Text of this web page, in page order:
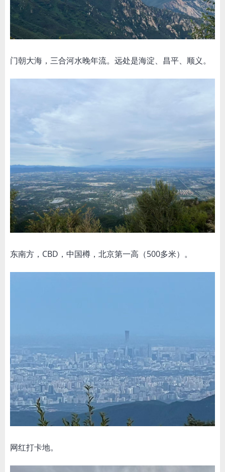
门朝大海，三合河水晚年流。远处是海淀、昌平、顺义。
东南方，CBD，中国樽，北京第一高（500多米）。
网红打卡地。